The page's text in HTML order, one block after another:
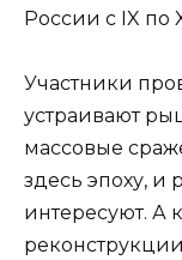
России с IX по
Участники
устраивают
массовые
здесь эпоху, и
интересуют. А